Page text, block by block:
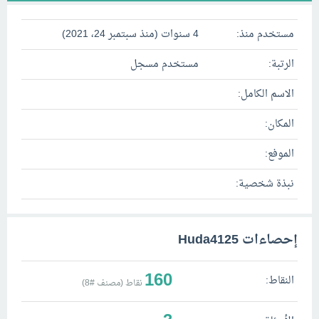
مستخدم منذ:
4 سنوات (منذ سبتمبر 24، 2021)
الرتبة:
مستخدم مسجل
الاسم الكامل:
المكان:
الموفع:
نبذة شخصية:
إحصاءات Huda4125
النقاط: 160 نقاط (مصنف #8
)